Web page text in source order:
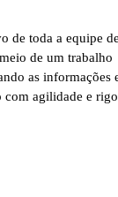
de toda a equipe
de um trabalho
as informações
com agilidade e